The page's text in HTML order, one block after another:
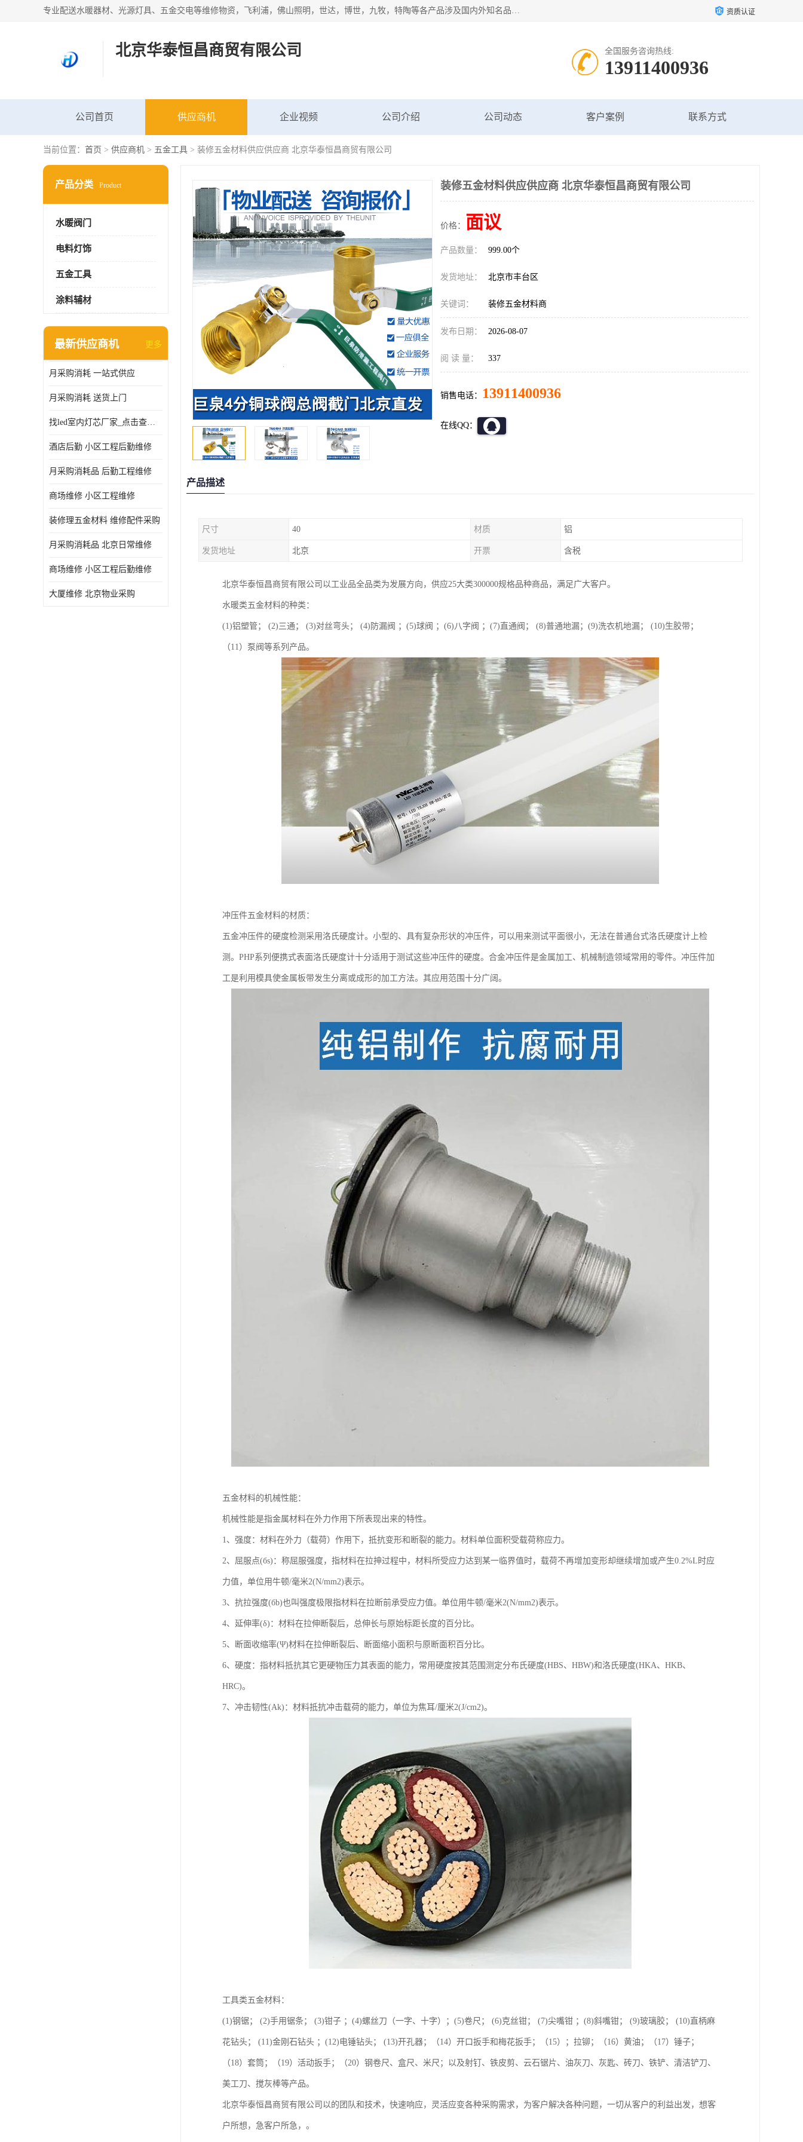
专业配送水暖器材、光源灯具、五金交电等维修物资，飞利浦，佛山照明，世达，博世，九牧，特陶等各产品涉及国内外知名品牌。公司专注与物业、学校、酒店、工厂等单位合作，提供一站式配送服务，降低客户综合成本。依托电子商务改变传统模式，以专业的团队为客户提供24H物资配送到达，货到月结、统一开票，便捷退换等服务，提高了企业的运营效率。 资质认证
北京华泰恒昌商贸有限公司 全国服务咨询热线:
13911400936
公司首页 供应商机 企业视频 公司介绍 公司动态 客户案例 联系方式
当前位置： 首页 > 供应商机 > 五金工具 > 装修五金材料供应供应商 北京华泰恒昌商贸有限公司
产品分类 Product
水暖阀门
电料灯饰
五金工具
涂料辅材
最新供应商机 更多
月采购消耗 一站式供应
月采购消耗 送货上门
找led室内灯芯厂家_点击查看更多
酒店后勤 小区工程后勤维修
月采购消耗品 后勤工程维修
商场维修 小区工程维修
装修理五金材料 维修配件采购
月采购消耗品 北京日常维修
商场维修 小区工程后勤维修
大厦维修 北京物业采购
装修五金材料供应供应商 北京华泰恒昌商贸有限公司
价格： 面议
产品数量： 999.00个
发货地址： 北京市丰台区
关键词： 装修五金材料商
发布日期： 2026-08-07
阅 读 量： 337
销售电话： 13911400936
在线QQ：
产品描述
尺寸 40 材质 铝
发货地址 北京 开票 含税
北京华泰恒昌商贸有限公司以工业品全品类为发展方向，供应25大类300000规格品种商品，满足广大客户。
水暖类五金材料的种类：
(1)铝塑管； (2)三通； (3)对丝弯头； (4)防漏阀 ；(5)球阀 ；(6)八字阀 ；(7)直通阀； (8)普通地漏；(9)洗衣机地漏； (10)生胶带；
（11）泵阀等系列产品。
冲压件五金材料的材质：
五金冲压件的硬度检测采用洛氏硬度计。小型的、具有复杂形状的冲压件，可以用来测试平面很小，无法在普通台式洛氏硬度计上检
测。PHP系列便携式表面洛氏硬度计十分适用于测试这些冲压件的硬度。合金冲压件是金属加工、机械制造领域常用的零件。冲压件加
工是利用模具使金属板带发生分离或成形的加工方法。其应用范围十分广阔。
五金材料的机械性能：
机械性能是指金属材料在外力作用下所表现出来的特性。
1、强度：材料在外力（载荷）作用下，抵抗变形和断裂的能力。材料单位面积受载荷称应力。
2、屈服点(бs)：称屈服强度，指材料在拉抻过程中，材料所受应力达到某一临界值时，载荷不再增加变形却继续增加或产生0.2%L时应
力值，单位用牛顿/毫米2(N/mm2)表示。
3、抗拉强度(бb)也叫强度极限指材料在拉断前承受应力值。单位用牛顿/毫米2(N/mm2)表示。
4、延伸率(δ)：材料在拉伸断裂后，总伸长与原始标距长度的百分比。
5、断面收缩率(Ψ)材料在拉伸断裂后、断面缩小面积与原断面积百分比。
6、硬度：指材料抵抗其它更硬物压力其表面的能力，常用硬度按其范围测定分布氏硬度(HBS、HBW)和洛氏硬度(HKA、HKB、
HRC)。
7、冲击韧性(Ak)：材料抵抗冲击载荷的能力，单位为焦耳/厘米2(J/cm2)。
工具类五金材料：
(1)钢锯； (2)手用锯条； (3)钳子 ；(4)螺丝刀（一字、十字）；(5)卷尺； (6)克丝钳； (7)尖嘴钳 ；(8)斜嘴钳； (9)玻璃胶； (10)直柄麻
花钻头； (11)金刚石钻头 ；(12)电锤钻头； (13)开孔器；（14）开口扳手和梅花扳手；（15）；拉铆；（16）黄油；（17）锤子；
（18）套筒；（19）活动扳手；（20）钢卷尺、盒尺、米尺；以及射钉、铁皮剪、云石锯片、油灰刀、灰匙、砖刀、铁铲、清洁铲刀、
美工刀、搅灰棒等产品。
北京华泰恒昌商贸有限公司以的团队和技术，快速响应，灵活应变各种采购需求，为客户解决各种问题，一切从客户的利益出发，想客
户所想，急客户所急，。